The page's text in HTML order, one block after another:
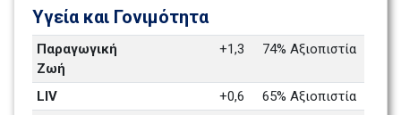
Υγεία και Γονιμότητα
Παραγωγική
Ζωή
+1,3 74% Αξιοπιστία
LIV +0,6
65% Αξιοπιστία